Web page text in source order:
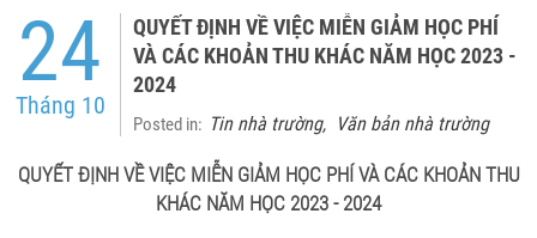
24
Tháng 10
QUYẾT ĐỊNH VỀ VIỆC MIỄN GIẢM HỌC PHÍ
VÀ CÁC KHOẢN THU KHÁC NĂM HỌC 2023 -
2024
Posted in: Tin nhà trường, Văn bản nhà trường
QUYẾT ĐỊNH VỀ VIỆC MIỄN GIẢM HỌC PHÍ VÀ CÁC KHOẢN THU
KHÁC NĂM HỌC 2023 - 2024